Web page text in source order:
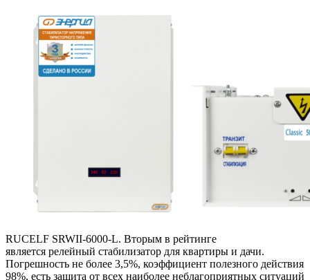
RUCELF SRWII-6000-L. Вторым в рейтинге
является релейный стабилизатор для квартиры и дачи.
Погрешность не более 3,5%, коэффициент полезного действия
98%, есть защита от всех наиболее неблагоприятных ситуаций